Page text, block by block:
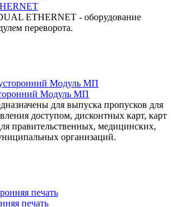
ETHERNET - оборудование
переворота.
Модуль МП
для выпуска пропусков для
доступом, дисконтных карт, карт
правительственных, медицинских,
организаций.
печать